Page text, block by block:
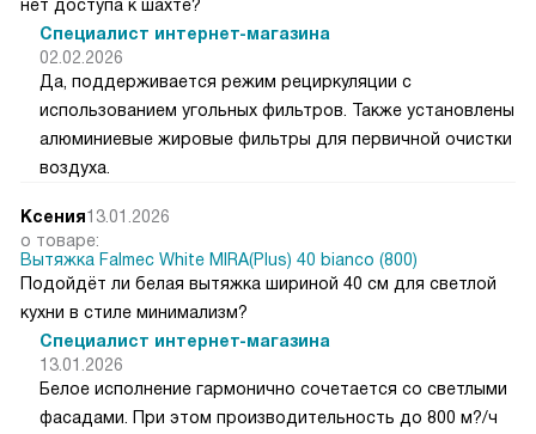
нет доступа к шахте?
Специалист интернет-магазина
02.02.2026
Да, поддерживается режим рециркуляции с
использованием угольных фильтров. Также установлены
алюминиевые жировые фильтры для первичной очистки
воздуха.
Ксения13.01.2026
о товаре:
Вытяжка Falmec White MIRA(Plus) 40 bianco (800)
Подойдёт ли белая вытяжка шириной 40 см для светлой
кухни в стиле минимализм?
Специалист интернет-магазина
13.01.2026
Белое исполнение гармонично сочетается со светлыми
фасадами. При этом производительность до 800 м?/ч